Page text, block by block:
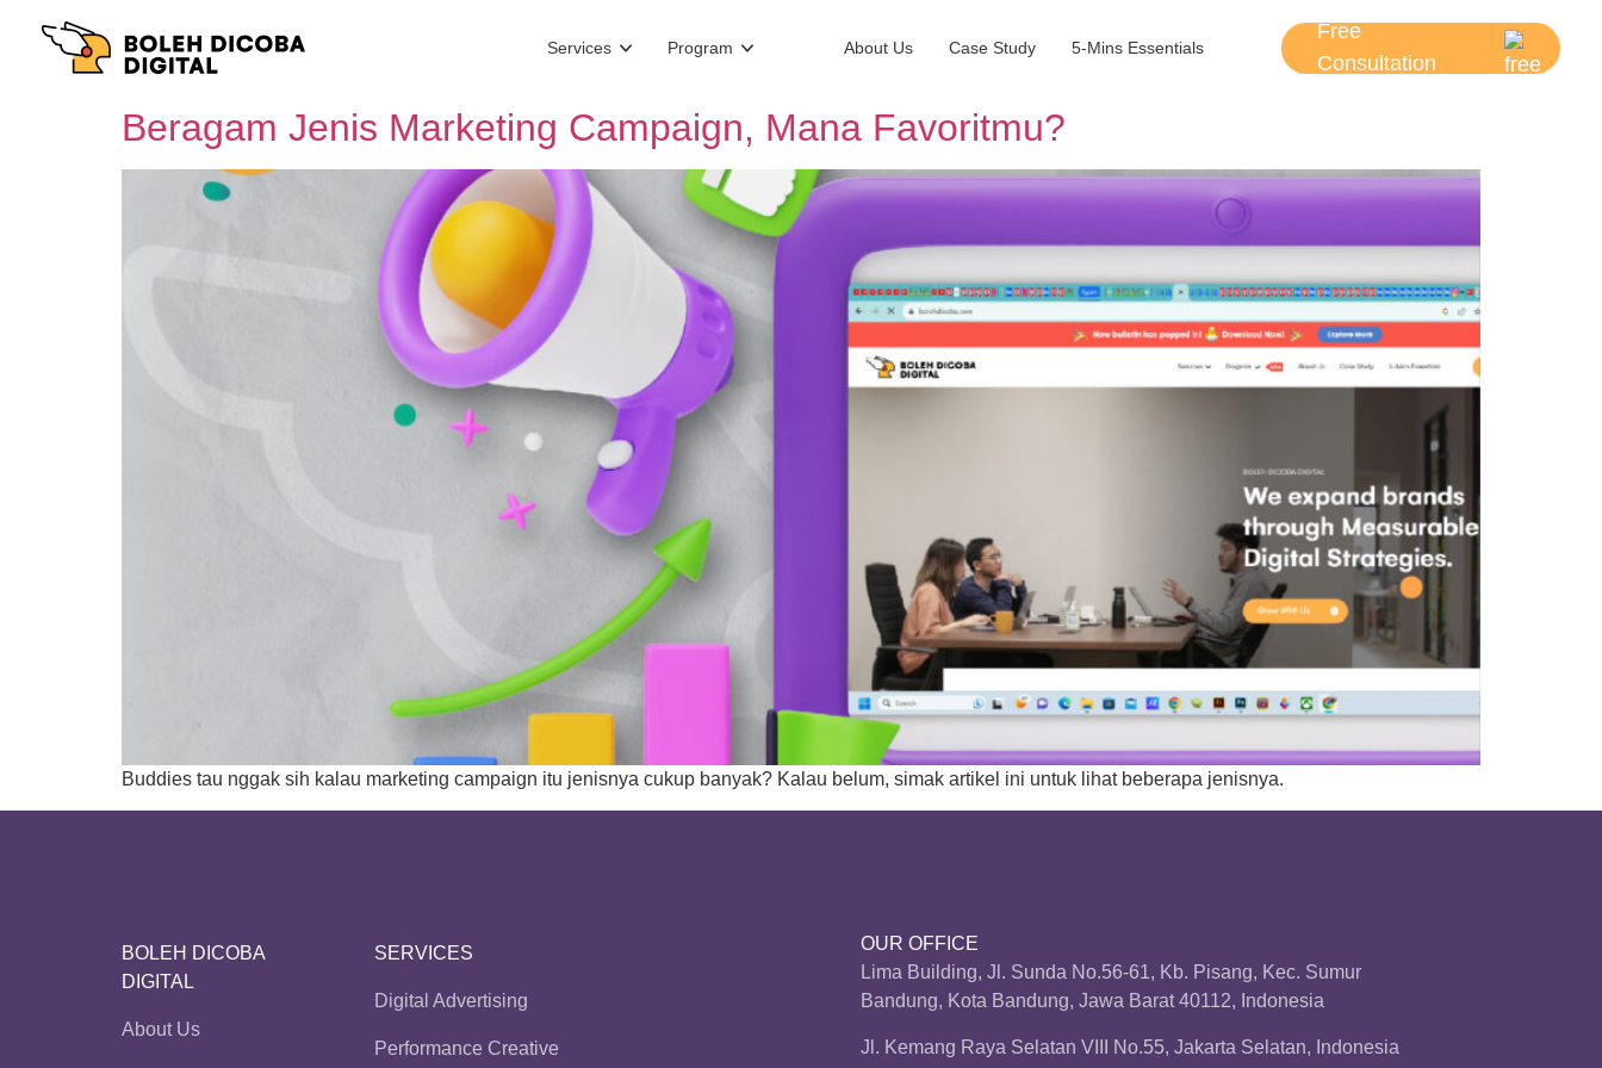
Services Program About Us Case Study 5-Mins Essentials
Free
Consultation
Beragam Jenis Marketing Campaign, Mana Favoritmu?
Buddies tau nggak sih kalau marketing campaign itu jenisnya cukup banyak? Kalau belum, simak artikel ini untuk lihat beberapa jenisnya.
BOLEH DICOBA
DIGITAL
About Us
SERVICES
Digital Advertising
Performance Creative
OUR OFFICE
Lima Building, Jl. Sunda No.56-61, Kb. Pisang, Kec. Sumur
Bandung, Kota Bandung, Jawa Barat 40112, Indonesia
Jl. Kemang Raya Selatan VIII No.55, Jakarta Selatan, Indonesia